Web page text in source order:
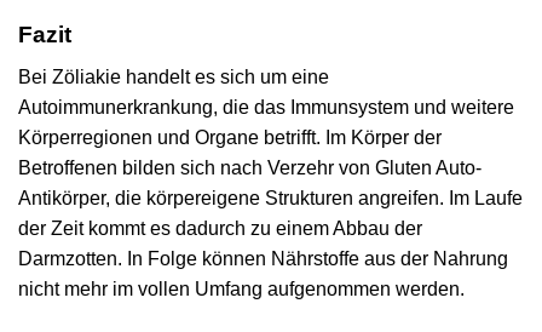
Fazit
Bei Zöliakie handelt es sich um eine
Autoimmunerkrankung, die das Immunsystem und weitere
Körperregionen und Organe betrifft. Im Körper der
Betroffenen bilden sich nach Verzehr von Gluten Auto-
Antikörper, die körpereigene Strukturen angreifen. Im Laufe
der Zeit kommt es dadurch zu einem Abbau der
Darmzotten. In Folge können Nährstoffe aus der Nahrung
nicht mehr im vollen Umfang aufgenommen werden.